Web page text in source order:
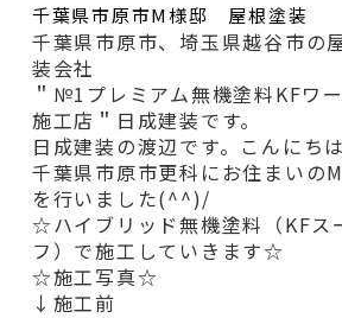
千葉県市原市M様邸 屋根塗装
千葉県市原市、埼玉県越谷市の
装会社
＂№1プレミアム無機塗料KFワ
施工店＂日成建装です。
日成建装の渡辺です。こんに
千葉県市原市更科にお住まいの
を行いました(^^)/
☆ハイブリッド無機塗料（KFス
フ）で施工していきます☆
☆施工写真☆
↓施工前